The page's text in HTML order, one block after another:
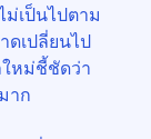
ม่เป็นไปตาม
ดเปลี่ยนไป
หม่ชี้ชัดว่า
าก